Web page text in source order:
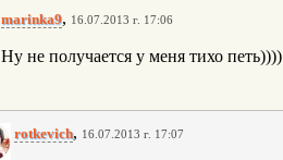
marinka9, 16.07.2013 г. 17:06
Ну не получается у меня тихо
rotkevich, 16.07.2013 г. 17:07